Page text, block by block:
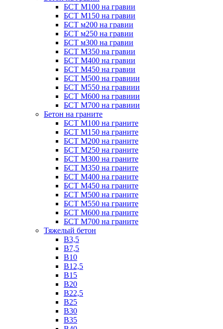
БСТ М100 на гравии
БСТ М150 на гравии
БСТ м200 на гравии
БСТ м250 на гравии
БСТ м300 на гравии
БСТ М350 на гравии
БСТ М400 на гравии
БСТ М450 на гравии
БСТ М500 на гравиии
БСТ М550 на гравиии
БСТ М600 на гравиии
БСТ М700 на гравиии
Бетон на граните
БСТ М100 на граните
БСТ М150 на граните
БСТ М200 на граните
БСТ М250 на граните
БСТ М300 на граните
БСТ М350 на граните
БСТ М400 на граните
БСТ М450 на граните
БСТ М500 на граните
БСТ М550 на граните
БСТ М600 на граните
БСТ М700 на граните
Тяжелый бетон
В3,5
B7,5
В10
В12,5
B15
B20
В22,5
В25
B30
В35